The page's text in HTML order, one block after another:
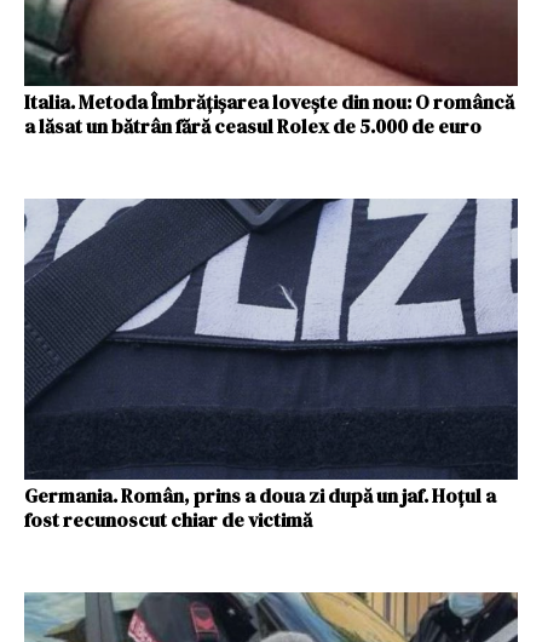
Italia. Metoda Îmbrățișarea lovește din nou: O româncă
a lăsat un bătrân fără ceasul Rolex de 5.000 de euro
Germania. Român, prins a doua zi după un jaf. Hoțul a
fost recunoscut chiar de victimă